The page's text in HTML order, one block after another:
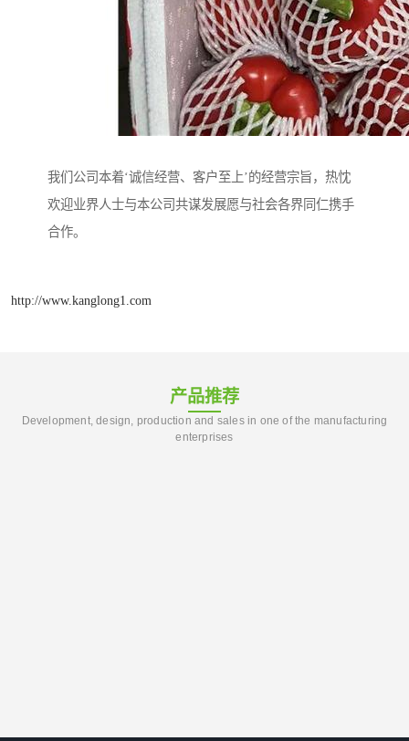
我们公司本着‘诚信经营、客户至上’的经营宗旨，热忱
欢迎业界人士与本公司共谋发展愿与社会各界同仁携手
合作。
http://www.kanglong1.com
产品推荐
Development, design, production and sales in one of the manufacturing
enterprises